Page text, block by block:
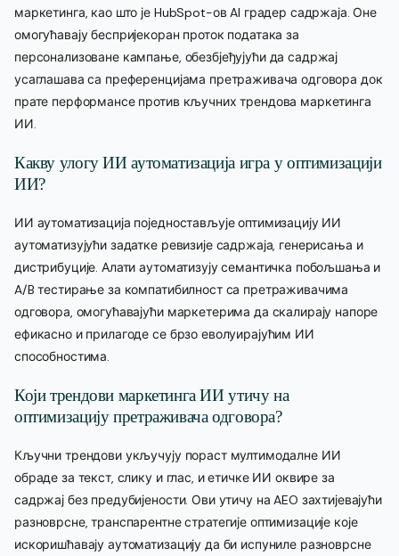
маркетинга, као што је HubSpot-ов AI градер садржаја. Оне
омогућавају беспријекоран проток података за
персонализоване кампање, обезбјеђујући да садржај
усаглашава са преференцијама претраживача одговора док
прате перформансе против кључних трендова маркетинга
ИИ.
Какву улогу ИИ аутоматизација игра у оптимизацији
ИИ?
ИИ аутоматизација поједностављује оптимизацију ИИ
аутоматизујући задатке ревизије садржаја, генерисања и
дистрибуције. Алати аутоматизују семантичка побољшања и
A/B тестирање за компатибилност са претраживачима
одговора, омогућавајући маркетерима да скалирају напоре
ефикасно и прилагоде се брзо еволуирајућим ИИ
способностима.
Који трендови маркетинга ИИ утичу на
оптимизацију претраживача одговора?
Кључни трендови укључују пораст мултимодалне ИИ
обраде за текст, слику и глас, и етичке ИИ оквире за
садржај без предубијености. Ови утичу на AEO захтијевајући
разноврсне, транспарентне стратегије оптимизације које
искоришћавају аутоматизацију да би испуниле разноврсне